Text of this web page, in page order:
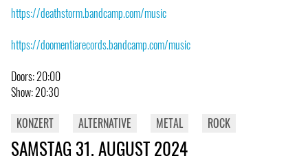
https://deathstorm.bandcamp.com/music
https://doomentiarecords.bandcamp.com/music
Doors: 20:00
Show: 20:30
KONZERT
ALTERNATIVE METAL ROCK
SAMSTAG 31. AUGUST 2024